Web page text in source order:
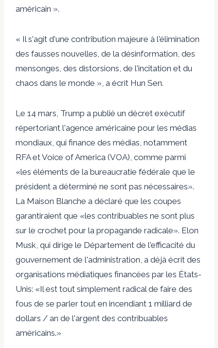
américain ».
« Il s'agit d'une contribution majeure à l'élimination
des fausses nouvelles, de la désinformation, des
mensonges, des distorsions, de l'incitation et du
chaos dans le monde », a écrit Hun Sen.
Le 14 mars, Trump a publié un décret exécutif
répertoriant l'agence américaine pour les médias
mondiaux, qui finance des médias, notamment
RFA et Voice of America (VOA), comme parmi
«les éléments de la bureaucratie fédérale que le
président a déterminé ne sont pas nécessaires».
La Maison Blanche a déclaré que les coupes
garantiraient que «les contribuables ne sont plus
sur le crochet pour la propagande radicale». Elon
Musk, qui dirige le Département de l'efficacité du
gouvernement de l'administration, a déjà écrit des
organisations médiatiques financées par les États-
Unis: «Il est tout simplement radical de faire des
fous de se parler tout en incendiant 1 milliard de
dollars / an de l'argent des contribuables
américains.»